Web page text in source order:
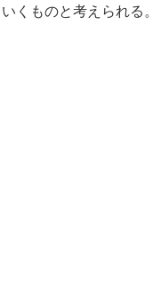
くものと考えられる。